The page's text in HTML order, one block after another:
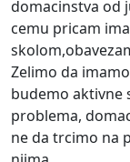
domacinstva od
cemu pricam
Zelimo da
budemo aktivne
problema,
ne da trcimo na